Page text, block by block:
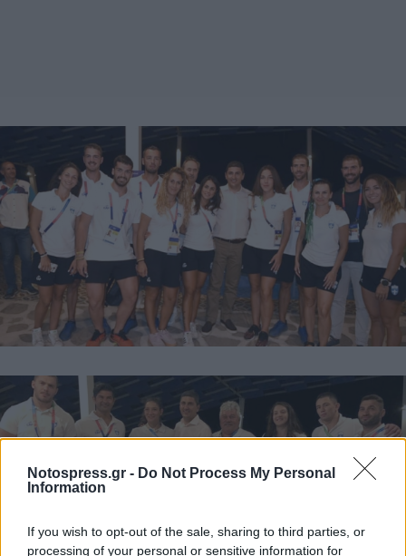
Notospress.gr - Do Not Process My Personal
Information
If you wish to opt-out of the sale, sharing to third parties, or
processing of your personal or sensitive information for